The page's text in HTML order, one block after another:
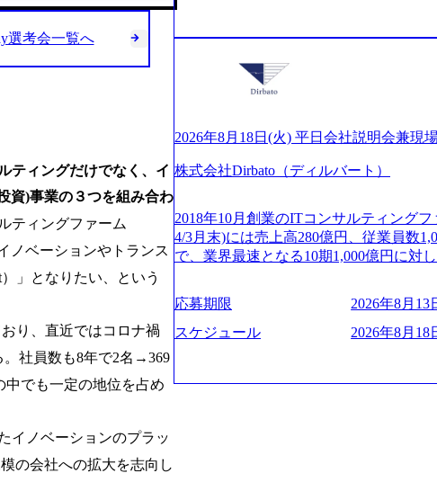
選考会一覧へ
ティングだけでなく、イ
資)事業の３つを組み合わ
ティングファーム
ノベーションやトランス
」となりたい、という
り、直近ではコロナ禍
。社員数も8年で2名→369
中でも一定の地位を占め
イノベーションのプラッ
の会社への拡大を志向し
サルファーム経験者】 ・専門領域に軸
実力主義でプロモーションできる（ダ
ｍｔｇでこまめに社員のキャリアにつ
ャリアを反映できるｐｊにアサインし
ジーに強い部隊がいるため、エンジニ
裁量や得意領域に合わせた売り上げの
名超、売上今期18億円⇒来期30億円（い
ームである また、成長中ファームのた
r/taketo_kajita/)） 多様なメンバー、多
く、新たなチャレンジが可能 100名規模
グファームや総合系コンサルティング
ロジェクトワークが可能 総合コンサル
ライアントに対して様々なプロジェク
いテーマのチャレンジ機会を提供して
と同水準以上の報酬制度であり、ファ
基本 強く「個人」の成⾧を重視するカ
での子を育てるすべての従業員 1日2時
繰り下げが可能 子の看護休暇： 子1人
能 【独身寮、住宅手当制度など】 独
の2つの寮があり、以下の入居基準を満
宅手当： 本社の近くには独身寮や社宅
女性には住宅手当を支給します。 住宅
費用は、会社が負担します。 2026年8月
6:00 応募をご検討されている方を対象
・【富山】半導体製造装置の生産エン
候補・リーダークラス ・【砺波】半導
しは不要です。ご質問頂く際のみ、顔
験豊富なアドバイザーと共に働くこと
知識を獲得し、キャリアを発展させる
る人は課長職となり、平均3000万～
ンティブ＋チームインセンティブ 課長
ェアおよび丁寧なOJTを欠かさずにチー
経験歓迎！／ M&A承継機構のビジョン
どんな仕事か知りたい 転職を考えたば
の方はもちろん、情報収集をしたい方
当日は、質疑応答のお時間もご用意し
ことを楽しみにしております。 説明会
オンライン(Google meets)
2026年8月18日(火) 平日会社説明会兼現
株式会社Dirbato（ディルバート）
2018年10月創業のITコンサルティング
4/3月末)には売上高280億円、従業員数
で、業界最速となる10期1,000億円に対
ンクインしている。 主力事業はITコン
に、IT戦略策定等の上流工程から実装・
他方、インキュベーション事業を手掛
考) https://www.dirbato.co.jp/service/
bation.html) 大手総合系コンサルティン
応募期限
2026年8月13
スケジュール
2026年8月18